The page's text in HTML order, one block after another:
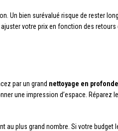
Un bien surévalué risque de rester
votre prix en fonction des
par un grand nettoyage en
une impression d’espace. Réparez
au plus grand nombre. Si votre budget